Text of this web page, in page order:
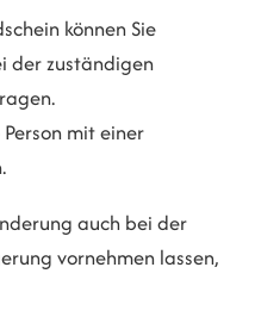
können Sie
der zuständigen
mit einer
auch bei der
vornehmen lassen,